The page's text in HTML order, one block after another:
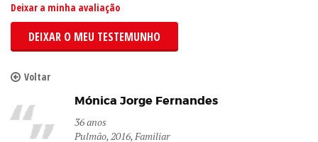
Deixar a minha avaliação
DEIXAR O MEU TESTEMUNHO
Voltar
Mónica Jorge Fernandes
36 anos
Pulmão, 2016, Familiar